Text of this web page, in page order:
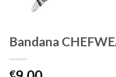
Bandana
€